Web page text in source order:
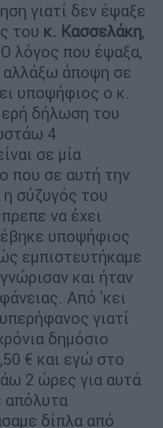
γιατί δεν έψαξε
του κ. Κασσελάκη,
λόγος που έψαξα,
αλλάξω άποψη σε
υποψήφιος ο κ.
δήλωση του
4
σε μία
που σε αυτή την
η σύζυγός του
να έχει
υποψήφιος
εμπιστευτήκαμε
και ήταν
Από 'κει
γιατί
δημόσιο
€ και εγώ στο
2 ώρες για αυτά
απόλυτα
δίπλα από